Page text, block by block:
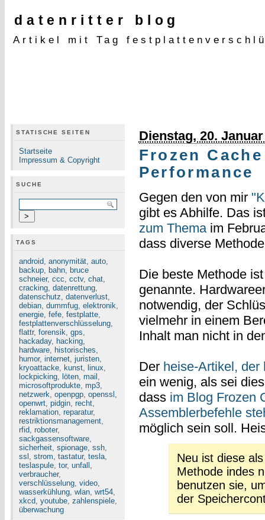
datenritter blog
Artikel mit Tag
STATISCHE SEITEN
Startseite
Impressum & Copyright
SUCHE
TAGS
android, anonymität, auto,
backup, bahn, bruce
schneier, ccc, cctv, chat,
cracking, datenrettung,
datenschutz, datenverlust,
debian, dummfug, elektronik,
energie, fefe, festplatte,
festplattenverschlüsselung,
flattr, forensik, gps,
hackaday, hacking,
hardware, historisches,
humor, internet, juristen,
kryoattacke, kunst, linux,
lockpicking, löten, mail ,
microsoftprodukte, mp3,
netzwerk, openpgp, openssl ,
openwrt, pidgin, recht,
reklamation, reparatur,
restriktionsmanagement,
rfid, roboter,
sackgassensoftware,
sicherheit, spionage, ssh,
ssl , strom, tastatur, tesla,
teslaspule, tor, unfall ,
verbraucher,
verschlüsselung, video,
wasserkühlung, wlan, wrt54,
xkcd, youtube, zahlenspiele,
überwachung
Dienstag, 20. Januar
Frozen
Performance
Gegen den von mir
gibt es Abhilfe. Das
zum Themaim
dass diverse
Die beste Methode
genannte.
notwendig, der
vielmehr in einem
Inhalt man nicht in
Der heise-Artikel, der
ein wenig, als sei
dass im Blog Frozen
Assemblerbefehle
möglich sein soll.
Neu ist diese
Methode indes
benutzen sie,
der